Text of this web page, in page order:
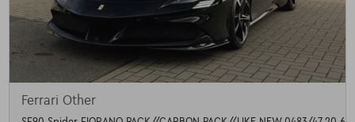
Ferrari Other